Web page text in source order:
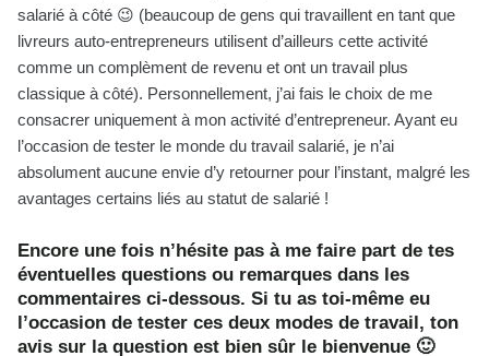
salarié à côté 😉 (beaucoup de gens qui travaillent en tant que
livreurs auto-entrepreneurs utilisent d’ailleurs cette activité
comme un complèment de revenu et ont un travail plus
classique à côté). Personnellement, j’ai fais le choix de me
consacrer uniquement à mon activité d’entrepreneur. Ayant eu
l’occasion de tester le monde du travail salarié, je n’ai
absolument aucune envie d’y retourner pour l’instant, malgré les
avantages certains liés au statut de salarié !
Encore une fois n’hésite pas à me faire part de tes
éventuelles questions ou remarques dans les
commentaires ci-dessous. Si tu as toi-même eu
l’occasion de tester ces deux modes de travail, ton
avis sur la question est bien sûr le bienvenue 🙂